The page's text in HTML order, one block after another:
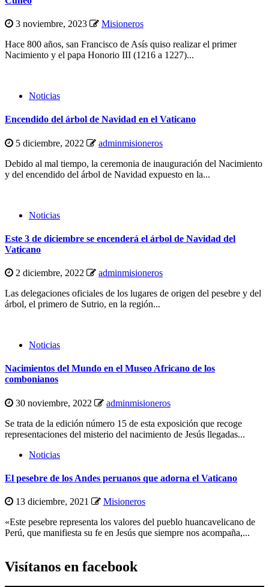
3 noviembre, 2023
Misioneros
Hace 800 años, san Francisco de Asís quiso realizar el primer
Nacimiento y el papa Honorio III (1216 a 1227)...
Noticias
Encendido del árbol de Navidad en el Vaticano
5 diciembre, 2022
adminmisioneros
Debido al mal tiempo, la ceremonia de inauguración del Nacimiento
y del encendido del árbol de Navidad expuesto en la...
Noticias
Este 3 de diciembre se encenderá el árbol de Navidad del
Vaticano
2 diciembre, 2022
adminmisioneros
Las delegaciones oficiales de los lugares de origen del pesebre y del
árbol, el primero de Sutrio, en la región...
Noticias
Nacimientos del Mundo en el Museo Africano de los
combonianos
30 noviembre, 2022
adminmisioneros
Se trata de la edición número 15 de esta exposición que recoge
representaciones del misterio del nacimiento de Jesús llegadas...
Noticias
El pesebre de los Andes peruanos que adorna el Vaticano
13 diciembre, 2021
Misioneros
«Este pesebre representa los valores del pueblo huancavelicano de
Perú, que manifiesta su fe en Jesús que siempre nos acompaña,...
Visítanos en facebook